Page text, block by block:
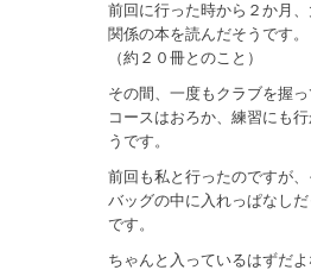
前回に行った時から２か月
関係の本を読んだそうです。
（約２０冊とのこと）
その間、一度もクラブを握っ
コースはおろか、練習にも
うです。
前回も私と行ったのですが
バッグの中に入れっぱなしだ
です。
ちゃんと入っているはずだよ